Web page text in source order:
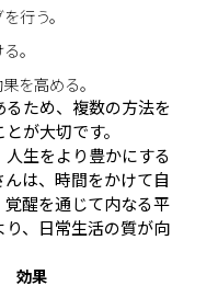
行う。
。
を高める。
ため、複数の方法を
が大切です。
生をより豊かにする
は、時間をかけて自
醒を通じて内なる平
、日常生活の質が向
効果